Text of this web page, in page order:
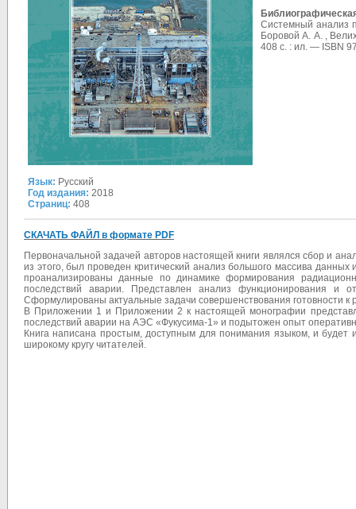
Язык: Русский
Год издания: 2018
Страниц: 408
Системный анализ
Боровой А. А. ,
408 с. : ил. — ISBN
СКАЧАТЬ ФАЙЛ в формате PDF
Первоначальной задачей авторов настоящей книги являлся сбор и
из этого, был проведен критический анализ большого массива
проанализированы данные по динамике формирования
последствий аварии. Представлен анализ функционирования
Сформулированы актуальные задачи совершенствования готовности
В Приложении 1 и Приложении 2 к настоящей монографии
последствий аварии на АЭС «Фукусима-1» и подытожен опыт
Книга написана простым, доступным для понимания языком, и будет
широкому кругу читателей.